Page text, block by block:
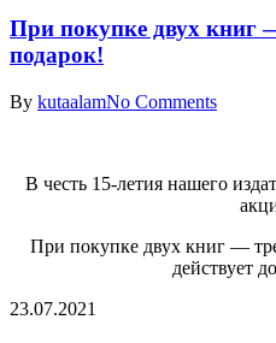
При покупке двух книг
подарок!
By kutaalamNo Comments
В честь 15-летия нашего
При покупке двух книг —
действует
23.07.2021